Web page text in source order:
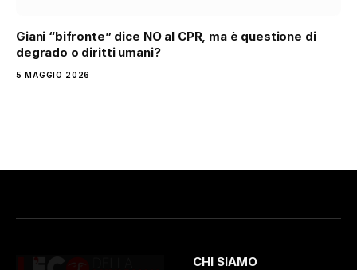
Giani “bifronte” dice NO al CPR, ma è questione di
degrado o diritti umani?
5 MAGGIO 2026
CHI SIAMO